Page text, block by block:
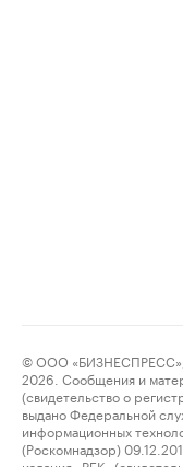
© ООО
2026. Сообщения и
(свидетельство о
выдано Федеральной
информационных
(Роскомнадзор)